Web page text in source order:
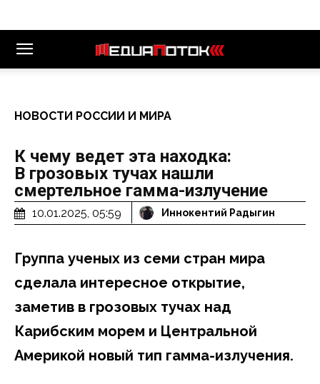
НОВОСТИ РОССИИ И МИРА
К чему ведет эта находка:
В грозовых тучах нашли
смертельное гамма-излучение
10.01.2025, 05:59 Иннокентий Радыгин
Группа ученых из семи стран мира
сделала интересное открытие,
заметив в грозовых тучах над
Карибским морем и Центральной
Америкой новый тип гамма-излучения.